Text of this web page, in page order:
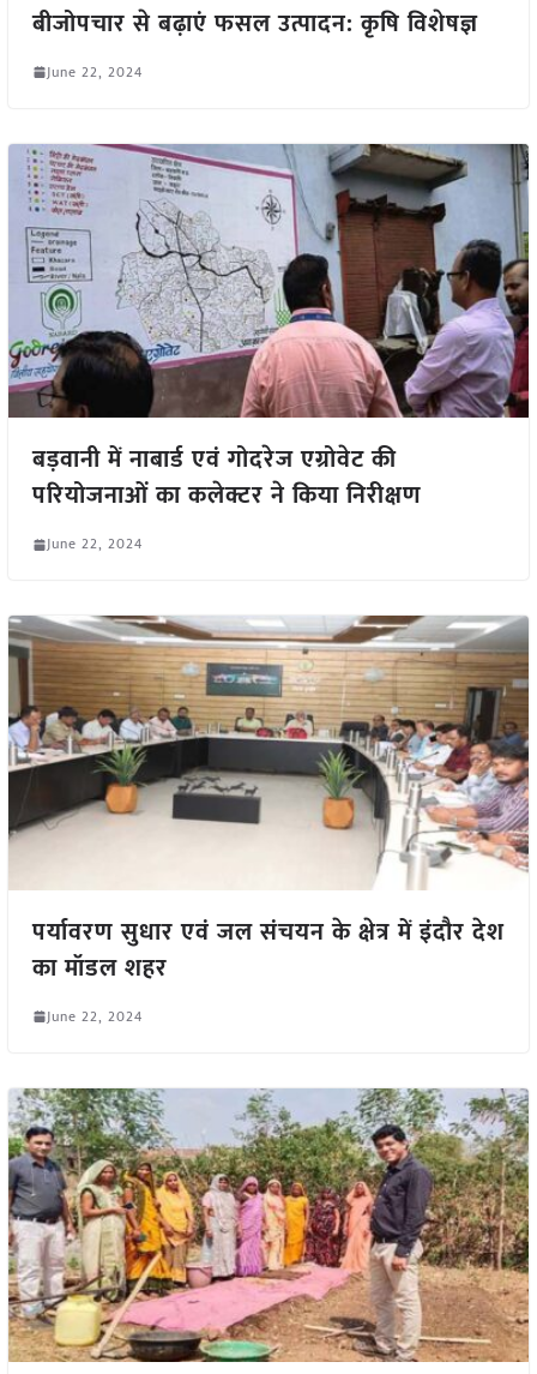
बीजोपचार से बढ़ाएं फसल उत्पादन: कृषि विशेषज्ञ
June 22, 2024
बड़वानी में नाबार्ड एवं गोदरेज एग्रोवेट की
परियोजनाओं का कलेक्टर ने किया निरीक्षण
June 22, 2024
पर्यावरण सुधार एवं जल संचयन के क्षेत्र में इंदौर देश
का मॉडल शहर
June 22, 2024